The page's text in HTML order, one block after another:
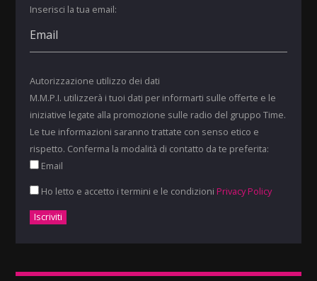
Inserisci la tua email:
Autorizzazione utilizzo dei dati
M.M.P.I. utilizzerà i tuoi dati per informarti sulle offerte e le
iniziative legate alla promozione sulle radio del gruppo Time.
Le tue informazioni saranno trattate con senso etico e
rispetto. Conferma la modalità di contatto da te preferita:
Email
Ho letto e accetto i termini e le condizioni Privacy Policy